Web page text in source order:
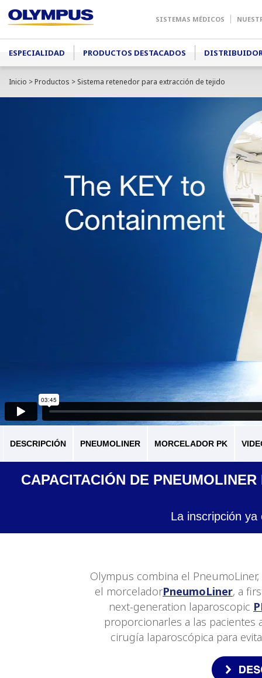
SISTEMAS MÉDICOS
Main menu
ESPECIALIDAD PRODUCTOS DESTACADOS
Inicio >Productos > Sistema retenedor para extracción de tejido
DESCRIPCIÓN PNEUMOLINER MORCELADOR PK
CAPACITACIÓN DE
La inscripción
Olympus combina el
el morceladorPneumoLiner, a
next-generation laparoscopic
proporcionarles a las pacientes
cirugía laparoscópica para